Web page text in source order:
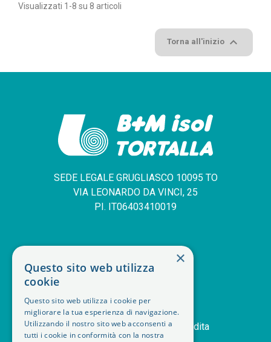
Visualizzati 1-8 su 8 articoli
Torna all'inizio 
SEDE LEGALE GRUGLIASCO 10095 TO
VIA LEONARDO DA VINCI, 25
PI. IT06403410019
SERVIZIO CLIENTI
deskphone +39 011 408 14 28
orders Storico ordini
handshake Termini e condizioni di vendita
×
Questo sito web utilizza
cookie
Questo sito web utilizza i cookie per
migliorare la tua esperienza di navigazione.
Utilizzando il nostro sito web acconsenti a
tutti i cookie in conformità con la nostra